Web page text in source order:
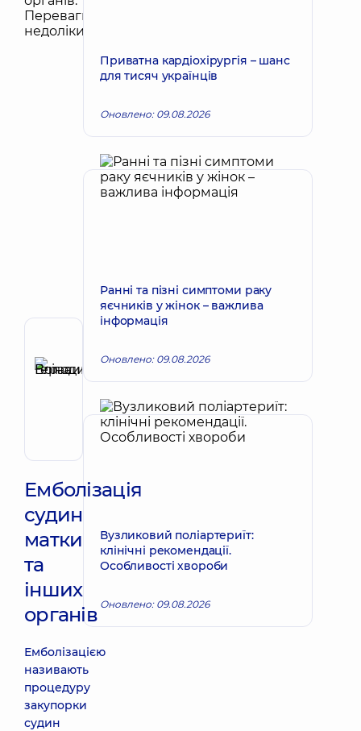
Герасимова
Еліна
Володимирівна
Хірург
судинний
Емболізація
судин
матки
та
інших
органів
Емболізацією
називають
процедуру
закупорки
судин
Приватна кардіохірургія – шанс
для тисяч українців
Оновлено: 09.08.2026
Ранні та пізні симптоми раку
яєчників у жінок – важлива
інформація
Оновлено: 09.08.2026
Вузликовий поліартериїт:
клінічні рекомендації.
Особливості хвороби
Оновлено: 09.08.2026